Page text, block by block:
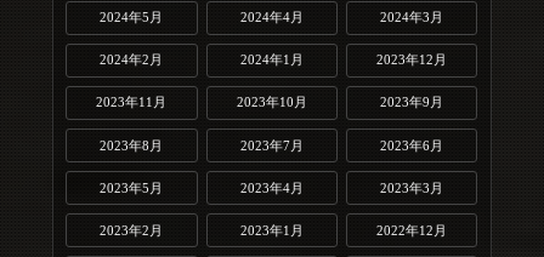
2024年5月 2024年4月 2024年3月
2024年2月 2024年1月 2023年12月
2023年11月 2023年10月 2023年9月
2023年8月 2023年7月 2023年6月
2023年5月 2023年4月 2023年3月
2023年2月 2023年1月 2022年12月